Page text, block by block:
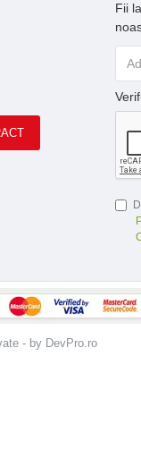
Fii
- by DevPro.ro